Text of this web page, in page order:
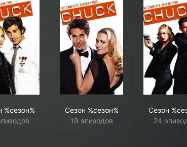
%сезон%
Сезон %сезон%
19 эпизодов
Сезон
24